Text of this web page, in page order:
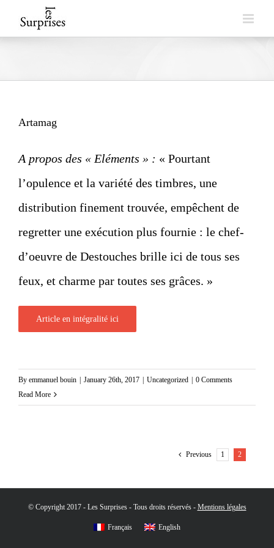
to
Artamag
A propos des « Eléments » : « Pourtant
l’opulence et la variété des timbres, une
distribution finement trouvée, empêchent de
regretter une exécution plus fournie : le chef-
d’oeuvre de Destouches brille ici de tous ses
feux, et charme par toutes ses grâces. »
Article en intégralité ici
By emmanuel bouin January 26th, 2017 Uncategorized
0 Comments
Read More
Previous 1 2
© Copyright 2017 - Les Surprises - Tous droits réservés - Mentions légales
Français English